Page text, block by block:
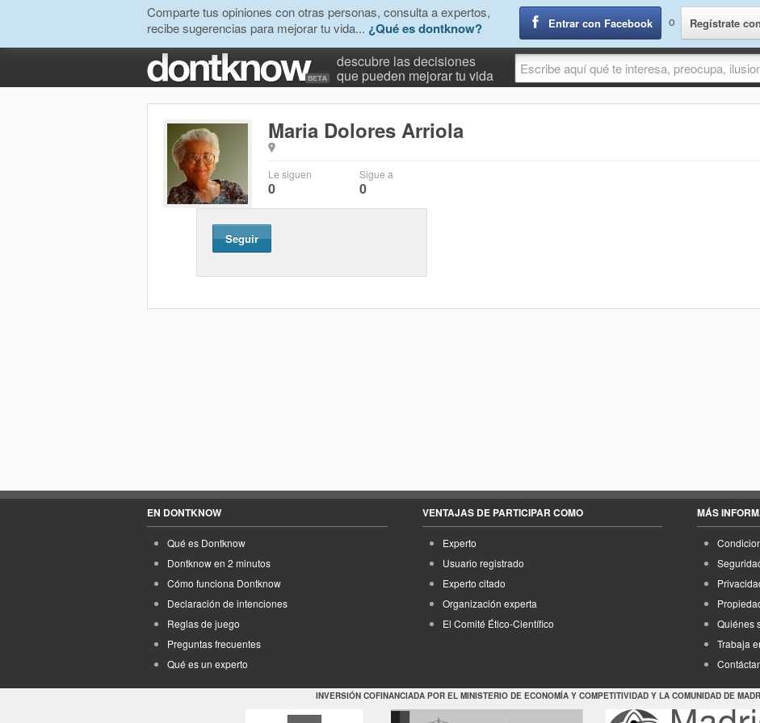
Comparte tus opiniones con otras personas, consulta a expertos,
recibe sugerencias para mejorar tu vida... ¿Qué es dontknow? Entrar con Facebook o Regístrate
descubre las decisiones
que pueden mejorar tu vida
Maria Dolores Arriola
Le siguen
0
Sigue a
0
Seguir
EN DONTKNOW
Qué es Dontknow
Dontknow en 2 minutos
Cómo funciona Dontknow
Declaración de intenciones
Reglas de juego
Preguntas frecuentes
Qué es un experto
VENTAJAS DE PARTICIPAR COMO
Experto
Usuario registrado
Experto citado
Organización experta
El Comité Ético-Científico
MÁS
Quiénes
Trabaja
INVERSIÓN COFINANCIADA POR EL MINISTERIO DE ECONOMÍA Y COMPETITIVIDAD Y LA COMUNIDAD DE